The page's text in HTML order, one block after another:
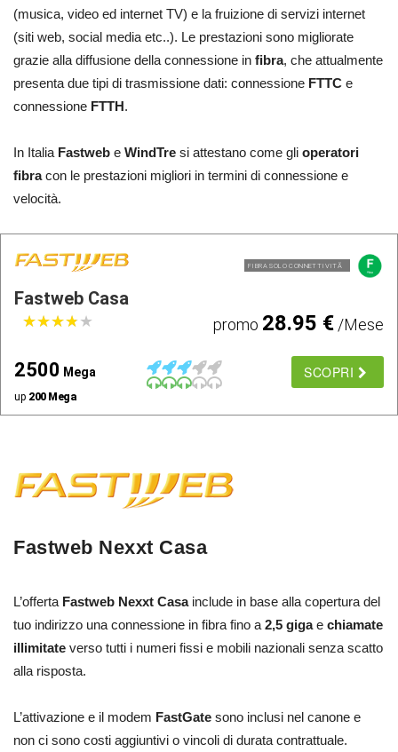
(musica, video ed internet TV) e la fruizione di servizi internet
(siti web, social media etc..). Le prestazioni sono migliorate
grazie alla diffusione della connessione in fibra, che attualmente
presenta due tipi di trasmissione dati: connessione FTTC e
connessione FTTH.
In Italia Fastweb e WindTre si attestano come gli operatori
fibracon le prestazioni migliori in termini di connessione e
velocità.
FIBRA SOLO CONNETTIVITÃ
Fastweb Casa
★★★★★
★★★★★ promo 28.95 €/Mese
2500 Mega
up 200 Mega
SCOPRI
Fastweb Nexxt Casa
L’offerta Fastweb Nexxt Casa include in base alla copertura del
tuo indirizzo una connessione in fibra fino a 2,5 gigae chiamate
illimitate verso tutti i numeri fissi e mobili nazionali senza scatto
alla risposta.
L’attivazione e il modem FastGate sono inclusi nel canone e
non ci sono costi aggiuntivi o vincoli di durata contrattuale.